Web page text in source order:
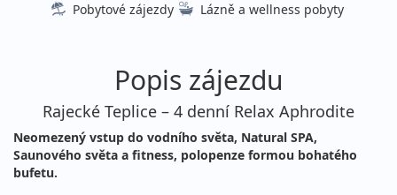
pondělí - čtvrtek
vlastní
03.09. - 06.09.2026
čtvrtek - neděle
polopenze
Pobytové zájezdy Lázně a wellness pobyty
Popis zájezdu
Rajecké Teplice – 4 denní Relax Aphrodite
Neomezený vstup do vodního světa, Natural SPA,
Saunového světa a fitness, polopenze formou bohatého
bufetu.